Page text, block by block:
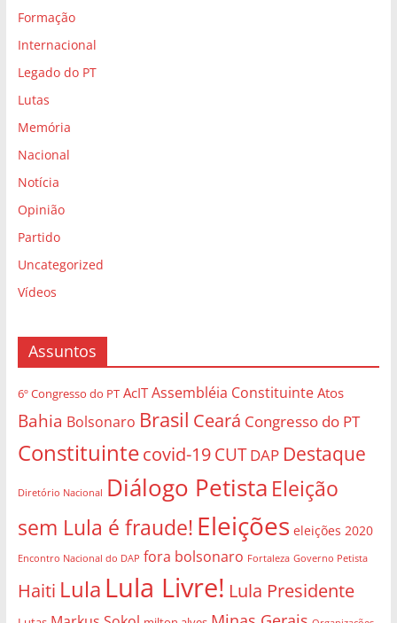
Formação
Internacional
Legado do PT
Lutas
Memória
Nacional
Notícia
Opinião
Partido
Uncategorized
Vídeos
Assuntos
6º Congresso do PT AcIT Assembléia Constituinte Atos
Bahia Bolsonaro Brasil Ceará Congresso do PT
Constituintecovid-19CUT DAP Destaque
Diretório Nacional Diálogo Petista Eleição
sem Lula é fraude! Eleições eleições 2020
Encontro Nacional do DAP fora bolsonaro Fortaleza Governo Petista
Haiti Lula Lula Livre! Lula Presidente